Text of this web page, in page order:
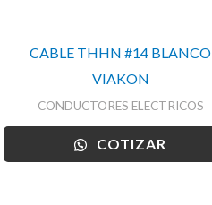
CABLE THHN #14 BLANCO
VIAKON
CONDUCTORES ELECTRICOS
COTIZAR